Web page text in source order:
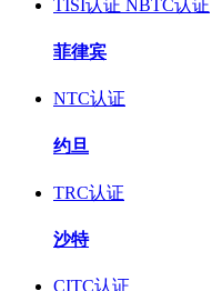
TISI认证 NBTC认证
菲律宾
NTC认证
约旦
TRC认证
沙特
CITC认证